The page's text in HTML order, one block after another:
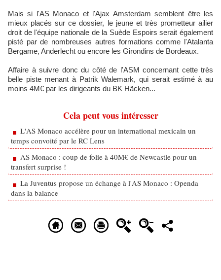
Mais si l'AS Monaco et l'Ajax Amsterdam semblent être les
mieux placés sur ce dossier, le jeune et très prometteur ailier
droit de l'équipe nationale de la Suède Espoirs serait également
pisté par de nombreuses autres formations comme l'Atalanta
Bergame, Anderlecht ou encore les Girondins de Bordeaux.
Affaire à suivre donc du côté de l'ASM concernant cette très
belle piste menant à Patrik Walemark, qui serait estimé à au
moins 4M€ par les dirigeants du BK Häcken...
Cela peut vous intéresser
L'AS Monaco accélère pour un international mexicain un
temps convoité par le RC Lens
AS Monaco : coup de folie à 40M€ de Newcastle pour un
transfert surprise !
La Juventus propose un échange à l'AS Monaco : Openda
dans la balance